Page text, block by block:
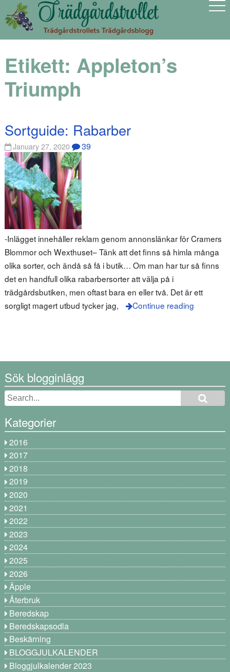
Etikett: Appleton’s
Triumph
Sortguide: Rabarber
January 27, 2020 39
-Inlägget innehåller reklam genom annonslänkar för Cramers
Blommor och Wexthuset– Tänk att det finns så himla många
olika sorter, och ändå så få i butik… Om man har tur så finns
det en handfull olika rabarbersorter att välja på i
trädgårdsbutiken, men oftast bara en eller två. Det är ett
sorgligt magert utbud tycker jag,
Continue reading
Sök blogginlägg
Kategorier
2016
2017
2018
2019
2020
2021
2022
2023
2024
2025
2026
Äpple
Återbruk
Beredskap
Beredskapsodla
Beskärning
BLOGGJULKALENDER
Bloggjulkalender 2023